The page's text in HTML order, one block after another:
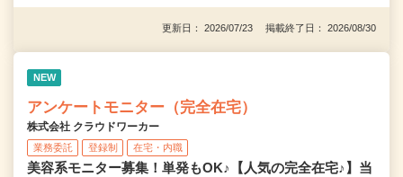
更新日： 2026/07/23 掲載終了日： 2026/08/30
NEW
アンケートモニター（完全在宅）
株式会社 クラウドワーカー
業務委託 登録制 在宅・内職
美容系モニター募集！単発もOK♪【人気の完全在宅♪】当